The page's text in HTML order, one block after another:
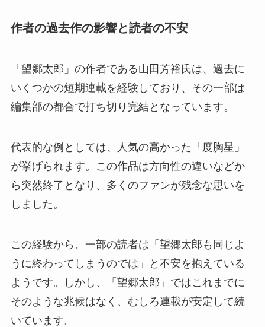
作者の過去作の影響と読者の不安
「望郷太郎」の作者である山田芳裕氏は、過去に
いくつかの短期連載を経験しており、その一部は
編集部の都合で打ち切り完結となっています。
代表的な例としては、人気の高かった「度胸星」
が挙げられます。この作品は方向性の違いなどか
ら突然終了となり、多くのファンが残念な思いを
しました。
この経験から、一部の読者は「望郷太郎も同じよ
うに終わってしまうのでは」と不安を抱えている
ようです。しかし、「望郷太郎」ではこれまでに
そのような兆候はなく、むしろ連載が安定して続
いています。